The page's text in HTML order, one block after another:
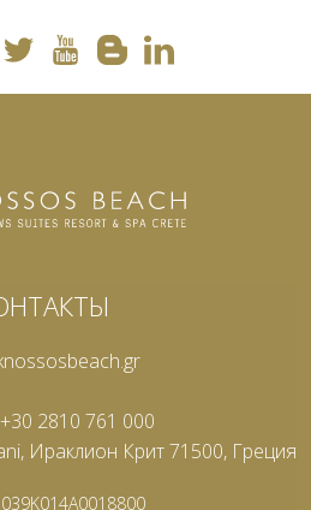
2810 761 000
Ираклион Крит 71500, Греция